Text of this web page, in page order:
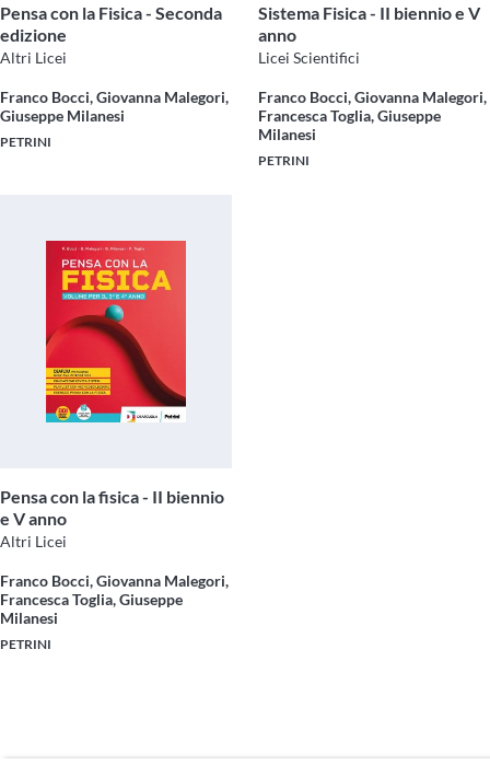
Pensa con la Fisica - Seconda
edizione
Altri Licei
Franco Bocci, Giovanna Malegori,
Giuseppe Milanesi
PETRINI
Sistema Fisica - II biennio e V
anno
Licei Scientifici
Franco Bocci, Giovanna Malegori,
Francesca Toglia, Giuseppe
Milanesi
PETRINI
Pensa con la fisica - II biennio
e V anno
Altri Licei
Franco Bocci, Giovanna Malegori,
Francesca Toglia, Giuseppe
Milanesi
PETRINI